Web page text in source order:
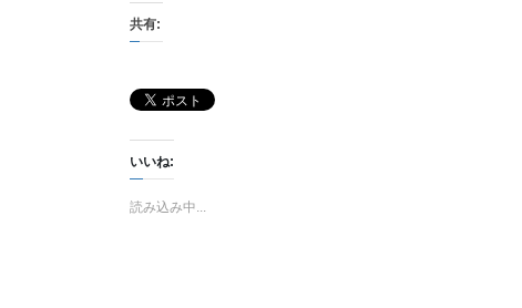
共有:
いいね:
読み込み中...